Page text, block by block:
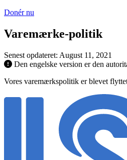
Donér nu
Varemærke-politik
Senest opdateret: August 11, 2021
Den engelske version er den
Vores varemærkspolitik er blevet